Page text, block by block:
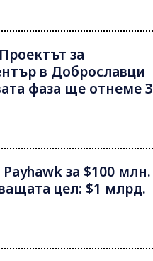
за
в Доброславци
фаза ще отнеме 3
Payhawk за $100 млн.
цел: $1 млрд.